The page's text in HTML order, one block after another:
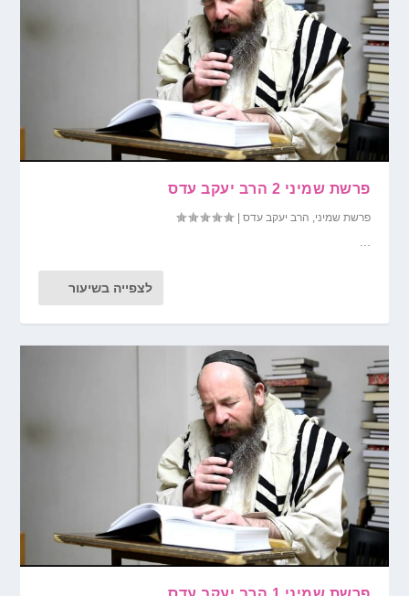
פרשת שמיני 2 הרב יעקב עדס
פרשת שמיני, הרב יעקב עדס |
...
לצפייה בשיעור